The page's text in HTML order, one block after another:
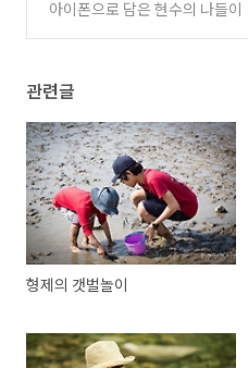
아이폰으로 담은 현수의 나들이
관련글
형제의 갯벌놀이